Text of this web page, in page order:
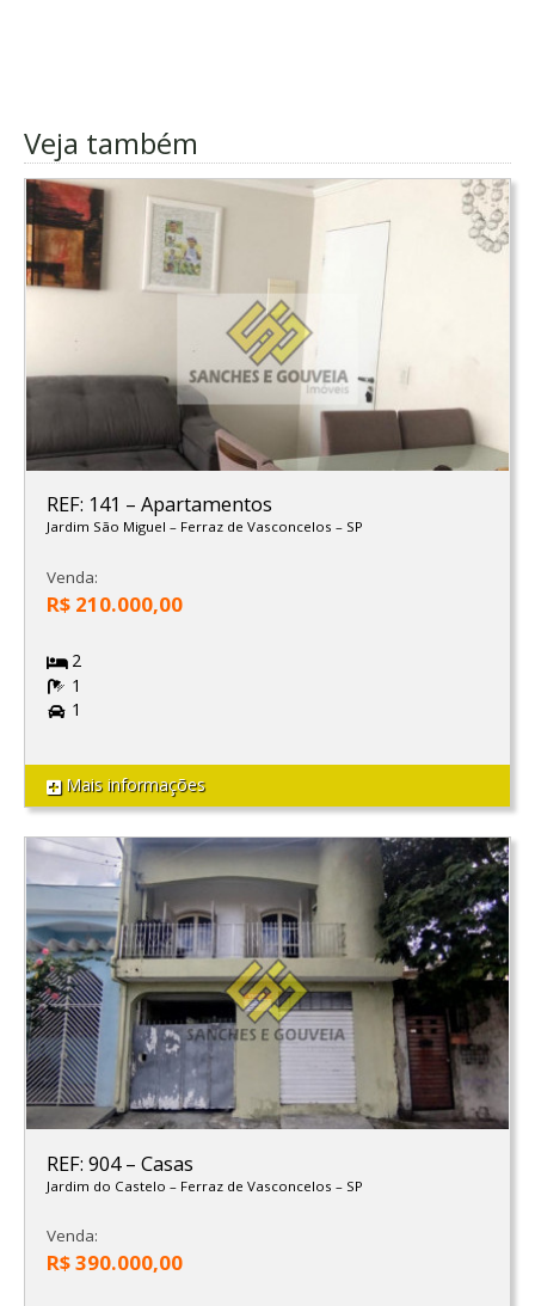
Veja também
REF: 141 – Apartamentos
Jardim São Miguel – Ferraz de Vasconcelos – SP
Venda:
R$ 210.000,00
2
1
1
Mais informações
REF: 904– Casas
Jardim do Castelo – Ferraz de Vasconcelos – SP
Venda:
R$ 390.000,00